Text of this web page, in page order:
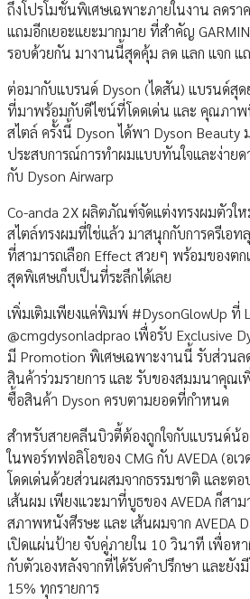
ถึงโปรโมชั่นพิเศษเฉพาะภายในงาน ลดรา
แถมอีกเยอะแยะมากมาย ที่สำคัญ
รอบด้วยกัน มางานนี้สุดคุ้ม ลด แลก แจก แ
ต่อมากับแบรนด์ Dyson (ไดสัน) แบรนด์สุด
ที่มาพร้อมกับดีไซน์ที่โดดเด่น และ คุณภา
สไตล์ ครั้งนี้ Dyson ได้พา Dyson Beauty
ประสบการณ์การทำผมแบบทันใจและง่ายด
กับ Dyson Airwarp
Co-anda 2X ผลิตภัณฑ์จัดแต่งทรงผมตัวให
สไตล์ทรงผมที่ใช่แล้ว มาสนุกกับการครีเอ
ที่สามารถเลือก Effect สวยๆ พร้อมของต
สุดพิเศษเก็บเป็นที่ระลึกได้เลย
เพิ่มเติมเพียงแค่พิมพ์ #DysonGlowUp ที่
@cmgdysonladprao เพื่อรับ Exclusive
มี Promotion พิเศษเฉพาะงานนี้ รับส่วน
สินค้าร่วมรายการ และ รับของสมมนาคุณ
ซื้อสินค้า Dyson ครบตามยอดที่กำหนด
สำหรับสายคลีนบิวตี้ต้องถูกใจกับแบรนด์น้
ในพอร์ทฟอลิโอของ CMG กับ AVEDA (อ
โดดเด่นด้วยส่วนผสมจากธรรมชาติ และ
เส้นผม เพียงแวะมาที่บูธของ AVEDA ก็สาม
สภาพหนังศีรษะ และ เส้นผมจาก AVEDA
เปิดแผ่นป้าย จับคู่ภายใน 10 วินาที เพื่อ
กับตัวเองหลังจากที่ได้รับคำปรึกษา และยั
15% ทุกรายการ